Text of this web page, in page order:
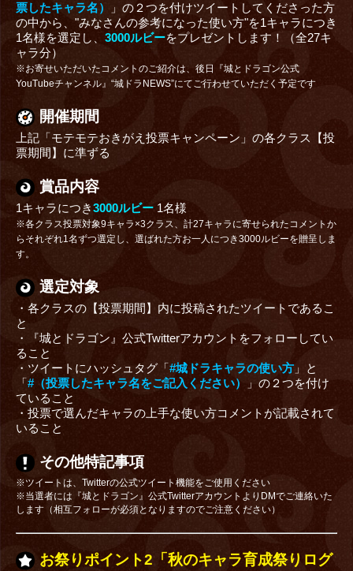
票したキャラ名）
」の２つを付けツイートしてくださった方
の中から、"みなさんの参考になった使い方"を1キャラにつき
1名様を選定し、 3000ルビーをプレゼントします！（全27キ
ャラ分）
※お寄せいただいたコメントのご紹介は、後日『城とドラゴン公式
YouTubeチャンネル』“城ドラNEWS”にてご行わせていただく予定です
開催期間
上記「モテモテおきがえ投票キャンペーン」の各クラス【投
票期間】に準ずる
賞品内容
1キャラにつき3000ルビー 1名様
※各クラス投票対象9キャラ×3クラス、計27キャラに寄せられたコメントか
らそれぞれ1名ずつ選定し、選ばれた方お一人につき3000ルビーを贈呈しま
す。
選定対象
・各クラスの【投票期間】内に投稿されたツイートであるこ
と
・『城とドラゴン』公式Twitterアカウントをフォローしてい
ること
・ツイートにハッシュタグ「#城ドラキャラの使い方」と
「#（投票したキャラ名をご記入ください）
」の２つを付け
ていること
・投票で選んだキャラの上手な使い方コメントが記載されて
いること
その他特記事項
※ツイートは、Twitterの公式ツイート機能をご使用ください
※当選者には『城とドラゴン』公式TwitterアカウントよりDMでご連絡いた
します（相互フォローが必須となりますのでご注意ください）
お祭りポイント2「秋のキャラ育成祭りログ